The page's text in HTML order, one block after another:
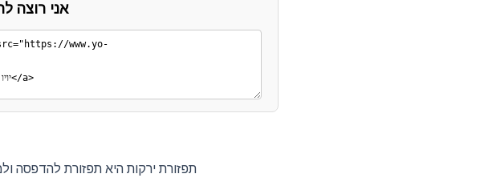
אני רוצה
תפזורת ירקות היא תפזורת להדפסה